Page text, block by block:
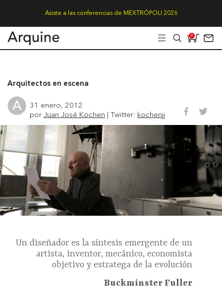
Asiste a las conferencias de MEXTRÓPOLI 2026
0
Arquitectos en escena
31 enero, 2012
por Juan José Kochen | Twitter: kochenjj
Un diseñador es la síntesis emergente de un
artista, inventor, mecánico, economista
objetivo y estratega de la evolución
Buckminster Fuller